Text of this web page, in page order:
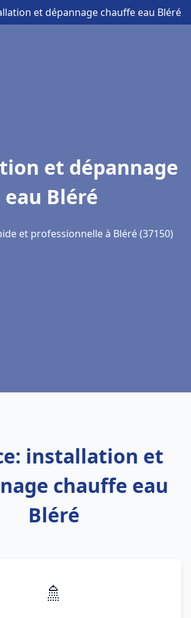
et dépannage chauffe eau Bléré
et dépannage
Bléré
et professionnelle à Bléré (37150)
installation et
chauffe eau
Bléré
🚿